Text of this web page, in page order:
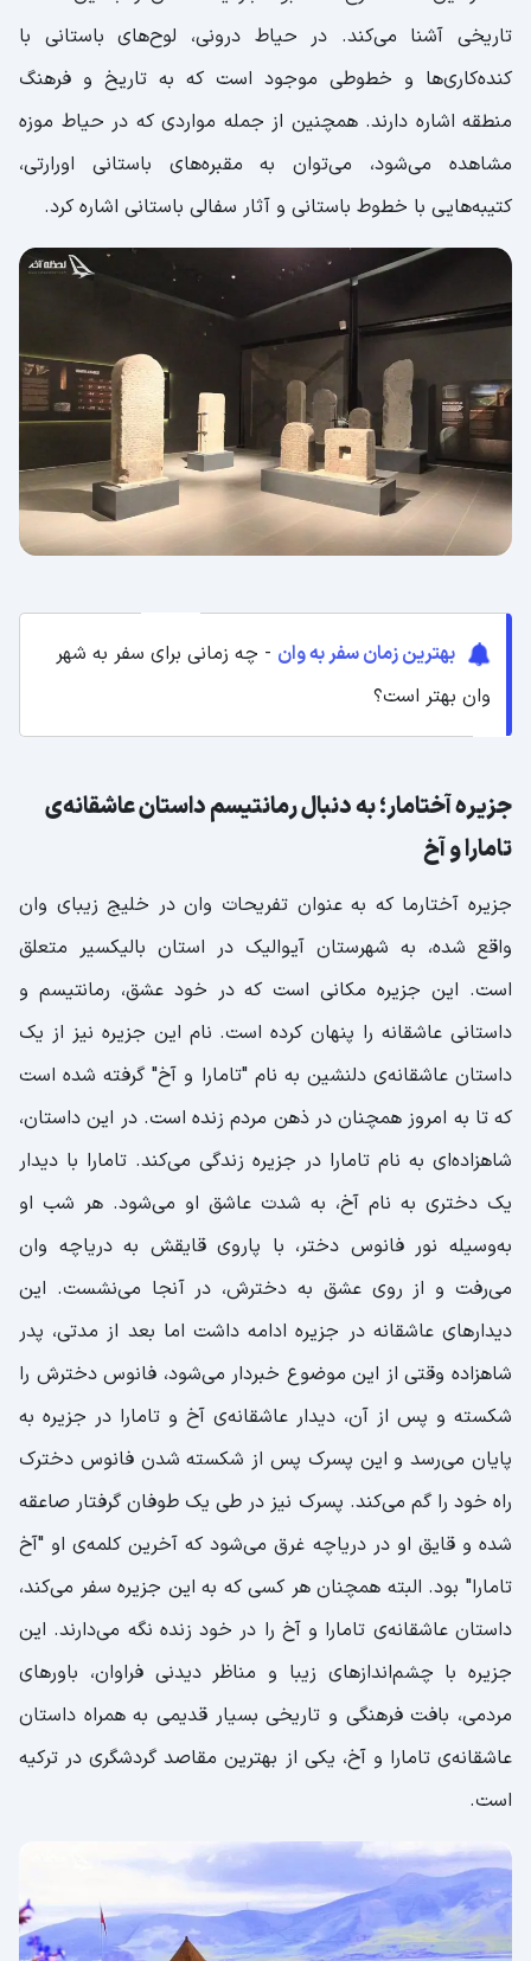
تاریخی آشنا می‌کند. در حیاط درونی، لوح‌های باستانی با
کنده‌کاری‌ها و خطوطی موجود است که به تاریخ و فرهنگ
منطقه اشاره دارند. همچنین از جمله مواردی که در حیاط موزه
مشاهده می‌شود، می‌توان به مقبره‌های باستانی اورارتی،
کتیبه‌هایی با خطوط باستانی و آثار سفالی باستانی اشاره کرد.
بهترین زمان سفر به وان - چه زمانی برای سفر به شهر
وان بهتر است؟
جزیره آختامار؛ به دنبال رمانتیسم داستان عاشقانه‌ی
تامارا و آخ
جزیره آختارما که به عنوان تفریحات وان در خلیج زیبای وان
واقع شده، به شهرستان آیوالیک در استان بالیکسیر متعلق
است. این جزیره مکانی است که در خود عشق، رمانتیسم و
داستانی عاشقانه را پنهان کرده است. نام این جزیره نیز از یک
داستان عاشقانه‌ی دلنشین به نام "تامارا و آخ" گرفته شده است
که تا به امروز همچنان در ذهن مردم زنده است. در این داستان،
شاهزاده‌ای به نام تامارا در جزیره‌ زندگی می‌کند. تامارا با دیدار
یک دختری به نام آخ، به شدت عاشق او می‌شود. هر شب او
به‌وسیله نور فانوس دختر، با پاروی قایقش به دریاچه وان
می‌رفت و از روی عشق به دخترش، در آنجا می‌نشست. این
دیدارهای عاشقانه در جزیره ادامه داشت اما بعد از مدتی، پدر
شاهزاده وقتی از این موضوع خبردار می‌شود، فانوس دخترش را
شکسته و پس از آن، دیدار عاشقانه‌ی آخ و تامارا در جزیره‌ به
پایان می‌رسد و این پسرک پس از شکسته شدن فانوس دخترک
راه خود را گم می‌کند. پسرک نیز در طی یک طوفان گرفتار صاعقه
شده و قایق او در دریاچه غرق می‌شود که آخرین کلمه‌ی او "آخ
تامارا" بود. البته همچنان هر کسی که به این جزیره سفر می‌کند،
داستان عاشقانه‌ی تامارا و آخ را در خود زنده نگه می‌دارند. این
جزیره‌ با چشم‌اندازهای زیبا و مناظر دیدنی فراوان، باورهای
مردمی، بافت فرهنگی و تاریخی بسیار قدیمی به همراه داستان
عاشقانه‌ی تامارا و آخ، یکی از بهترین مقاصد گردشگری در ترکیه
است.